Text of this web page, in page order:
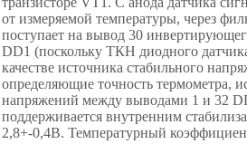
от измеряемой температуры, через
поступает на вывод 30
DD1 (поскольку ТКН диодного
качестве источника стабильного
определяющие точность термометра,
напряжений между выводами 1 и 32
поддерживается внутренним
2,8+-0,4В. Температурный